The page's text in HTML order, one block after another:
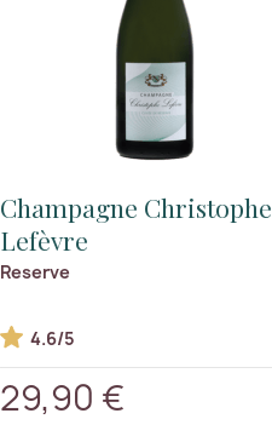
Champagne Christophe
Lefèvre
Reserve
4.6/5
29,90 €